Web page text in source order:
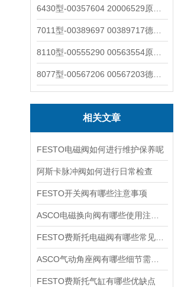
相关文章
FESTO电磁阀如何进行维护保养呢
阿斯卡脉冲阀如何进行日常检查
FESTO开关阀有哪些注意事项
FESTO费斯托气缸有哪些优缺点